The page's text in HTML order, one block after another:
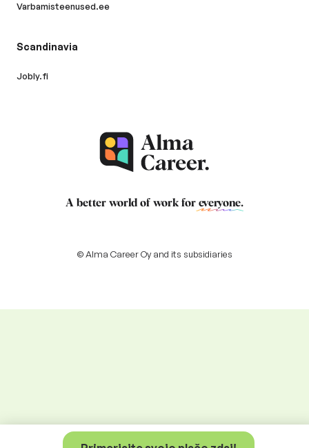
Varbamisteenused.ee
Scandinavia
Jobly.fi
A better world of work for everyone.
© Alma Career Oy and its subsidiaries